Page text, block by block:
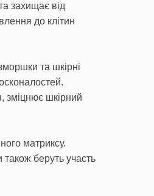
захищає від
до клітин
та шкірні
зміцнює шкірний
матриксу.
беруть участь